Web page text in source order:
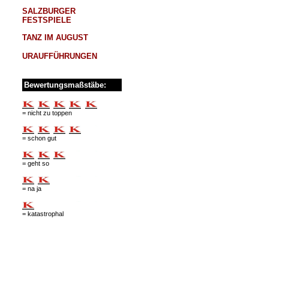
SALZBURGER
FESTSPIELE
TANZ IM AUGUST
URAUFFÜHRUNGEN
Bewertungsmaßstäbe:
= nicht zu toppen
= schon gut
= geht so
= na ja
= katastrophal